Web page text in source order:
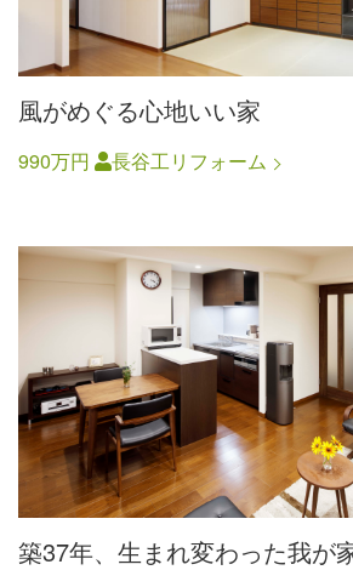
風がめぐる心地いい家
990万円 長谷工リフォーム
築37年、生まれ変わった我が